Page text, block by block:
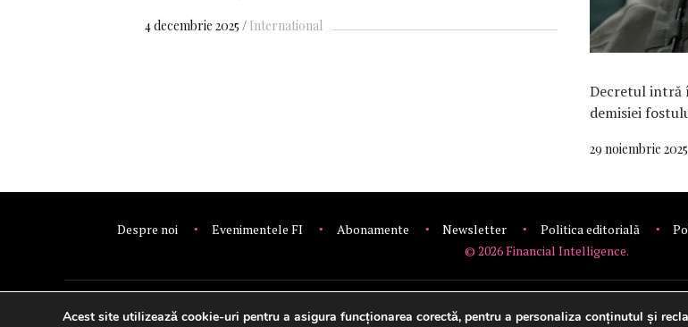
4 decembrie 2025 International
Decretul intră
demisiei
29 noiembrie 2025
Despre noi Evenimentele FI Abonamente Newsletter Politica editorială
© 2026 Financial Intelligence.
Setări cookie-uri
Acest site utilizează cookie-uri pentru a asigura funcționarea corectă, pentru a personaliza conținutul și